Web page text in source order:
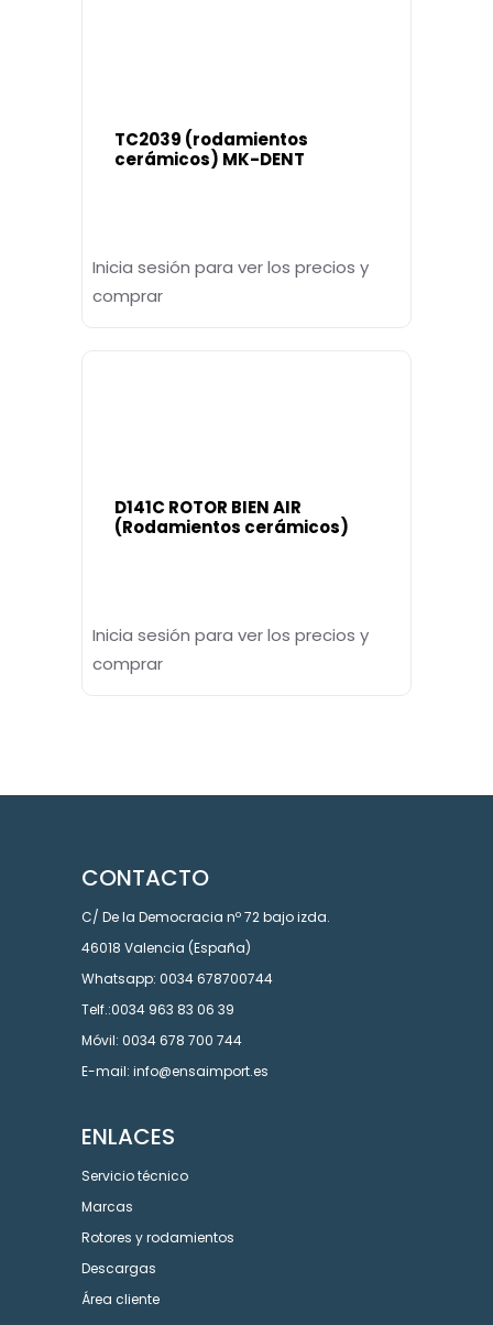
TC2039 (rodamientos
cerámicos) MK-DENT
Inicia sesión para ver los precios y
comprar
D141C ROTOR BIEN AIR
(Rodamientos cerámicos)
Inicia sesión para ver los precios y
comprar
CONTACTO
C/ De la Democracia nº 72 bajo izda.
46018 Valencia (España)
Whatsapp: 0034 678700744
Telf.:0034 963 83 06 39
Móvil: 0034 678 700 744
E-mail: info@ensaimport.es
ENLACES
Servicio técnico
Marcas
Rotores y rodamientos
Descargas
Área cliente